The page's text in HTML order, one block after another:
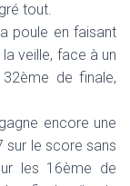
tout.
poule en faisant
veille, face à un
de finale,
encore une
sur le score sans
les 16ème de